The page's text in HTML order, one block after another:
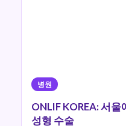
병원
ONLIF KOREA: 서
성형 수술